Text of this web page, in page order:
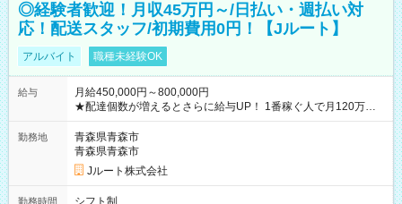
◎経験者歓迎！月収45万円～/日払い・週払い対
応！配送スタッフ/初期費用0円！【Jルート】
アルバイト 職種未経験OK
給与
月給450,000円～800,000円
★配達個数が増えるとさらに給与UP！ 1番稼ぐ人で月120万ほ
ど！ ・主要都市エリア 月収55万円／週5日稼働 月収65万~112
万円／週6日稼働 ・地方郊外エリア 月収40万円／週5日稼働 月
収40万円~50万円／週6日稼働 ＜モデルイメージ＞ ■月収50万
円 (27歳男性/江東区在住)※元建築関係 1日150個配達×25日勤務
(日休み) ■月収80万円(43歳男性/墨田区在住)※元営業 1日200個
勤務地
青森県青森市
青森県青森市
Jルート株式会社
勤務時間
シフト制